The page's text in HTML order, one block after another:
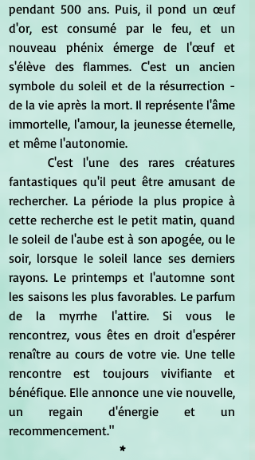
pendant 500 ans. Puis, il pond un œuf
d'or, est consumé par le feu, et un
nouveau phénix émerge de l'œuf et
s'élève des flammes. C'est un ancien
symbole du soleil et de la résurrection -
de la vie après la mort. Il représente l'âme
immortelle, l'amour, la jeunesse éternelle,
et même l'autonomie.
fantastiques qu'il peut être amusant de
rechercher. La période la plus propice à
cette recherche est le petit matin, quand
le soleil de l'aube est à son apogée, ou le
soir, lorsque le soleil lance ses derniers
rayons. Le printemps et l'automne sont
les saisons les plus favorables. Le parfum
de la myrrhe l'attire. Si vous le
rencontrez, vous êtes en droit d'espérer
renaître au cours de votre vie. Une telle
rencontre est toujours vivifiante et
bénéfique. Elle annonce une vie nouvelle,
un regain d'énergie et un
recommencement."
*